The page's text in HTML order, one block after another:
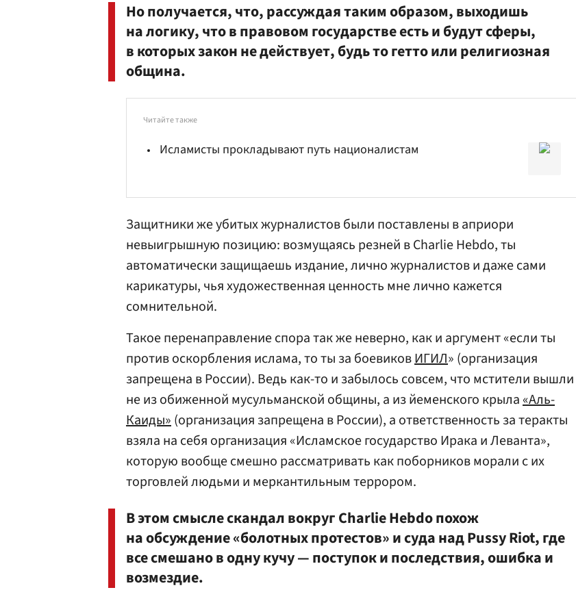
Но получается, что, рассуждая таким образом, выходишь
на логику, что в правовом государстве есть и будут сферы,
в которых закон не действует, будь то гетто или религиозная
община.
Читайте также
Исламисты прокладывают путь националистам
Защитники же убитых журналистов были поставлены в априори
невыигрышную позицию: возмущаясь резней в Charlie Hebdo, ты
автоматически защищаешь издание, лично журналистов и даже сами
карикатуры, чья художественная ценность мне лично кажется
сомнительной.
Такое перенаправление спора так же неверно, как и аргумент «если ты
против оскорбления ислама, то ты за боевиковИГИЛ» (организация
запрещена в России). Ведь как-то и забылось совсем, что мстители вышли
не из обиженной мусульманской общины, а из йеменского крыла«Аль-
Каиды»(организация запрещена в России), а ответственность за теракты
взяла на себя организация «Исламское государство Ирака и Леванта»,
которую вообще смешно рассматривать как поборников морали с их
торговлей людьми и меркантильным террором.
В этом смысле скандал вокруг Charlie Hebdo похож
на обсуждение «болотных протестов» и суда над Pussy Riot, где
все смешано в одну кучу — поступок и последствия, ошибка и
возмездие.